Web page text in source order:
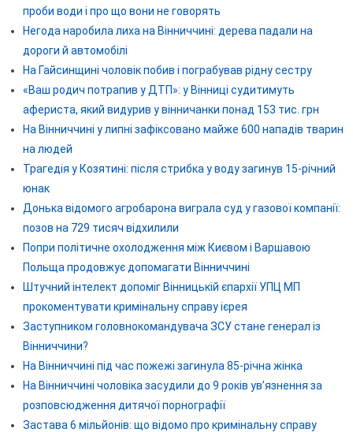
проби води і про що вони не говорять
Негода наробила лиха на Вінниччині: дерева падали на
дороги й автомобілі
На Гайсинщині чоловік побив і пограбував рідну сестру
«Ваш родич потрапив у ДТП»: у Вінниці судитимуть
афериста, який видурив у вінничанки понад 153 тис. грн
На Вінниччині у липні зафіксовано майже 600 нападів тварин
на людей
Трагедія у Козятині: після стрибка у воду загинув 15-річний
юнак
Донька відомого агробарона виграла суд у газової компанії:
позов на 729 тисяч відхилили
Попри політичне охолодження між Києвом і Варшавою
Польща продовжує допомагати Вінниччині
Штучний інтелект допоміг Вінницькій єпархії УПЦ МП
прокоментувати кримінальну справу ієрея
Заступником головнокомандувача ЗСУ стане генерал із
Вінниччини?
На Вінниччині під час пожежі загинула 85-річна жінка
На Вінниччині чоловіка засудили до 9 років ув’язнення за
розповсюдження дитячої порнографії
Застава 6 мільйонів: що відомо про кримінальну справу